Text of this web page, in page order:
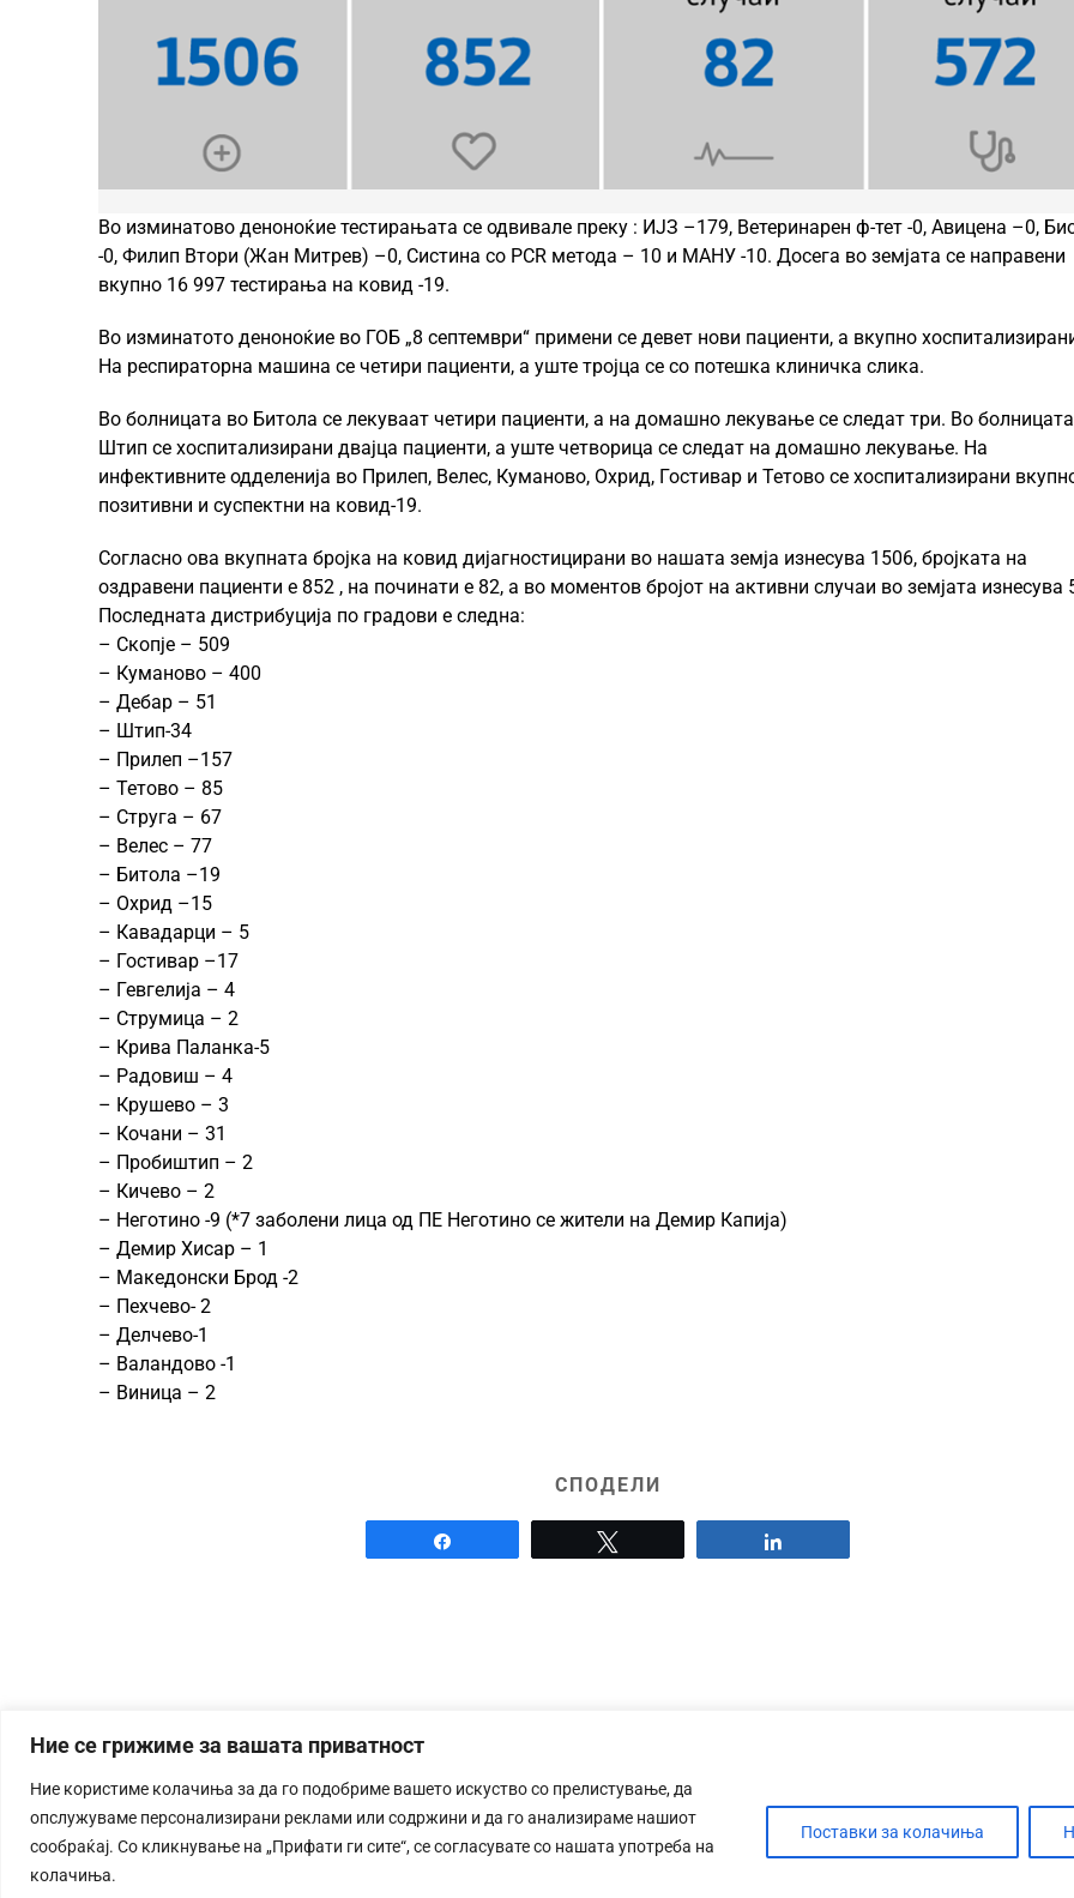
Ние се грижиме за вашата приватност
Ние користиме колачиња за да го подобриме вашето искуство со прелистување, да
опслужуваме персонализирани реклами или содржини и да го анализираме нашиот
сообраќај. Со кликнување на „Прифати ги сите“, се согласувате со нашата употреба на
колачиња.
Поставки за колачиња
Во изминатово деноноќие тестирањата се одвивале преку : ИЈЗ –179, Ветеринарен ф-тет -0, Авицена –0,
-0, Филип Втори (Жан Митрев) –0, Систина со PCR метода – 10 и МАНУ -10. Досега во земјата се направени
вкупно 16 997 тестирања на ковид -19.
Во изминатото деноноќие во ГОБ „8 септември“ примени се девет нови пациенти, а вкупно
На респираторна машина се четири пациенти, а уште тројца се со потешка клиничка слика.
Во болницата во Битола се лекуваат четири пациенти, а на домашно лекување се следат три. Во
Штип се хоспитализирани двајца пациенти, а уште четворица се следат на домашно лекување. На
инфективните одделенија во Прилеп, Велес, Куманово, Охрид, Гостивар и Тетово се хоспитализирани
позитивни и суспектни на ковид-19.
Согласно ова вкупната бројка на ковид дијагностицирани во нашата земја изнесува 1506, бројката на
оздравени пациенти е 852 , на починати е 82, а во моментов бројот на активни случаи во земјата изнесува
Последната дистрибуција по градови е следна:
– Скопје – 509
– Куманово – 400
– Дебар – 51
– Штип-34
– Прилеп –157
– Тетово – 85
– Струга – 67
– Велес – 77
– Битола –19
– Охрид –15
– Кавадарци – 5
– Гостивар –17
– Гевгелија – 4
– Струмица – 2
– Крива Паланка-5
– Радовиш – 4
– Крушево – 3
– Кочани – 31
– Пробиштип – 2
– Кичево – 2
– Неготино -9 (*7 заболени лица од ПЕ Неготино се жители на Демир Капија)
– Демир Хисар – 1
– Македонски Брод -2
– Пехчево- 2
– Делчево-1
– Валандово -1
– Виница – 2
СПОДЕЛИ